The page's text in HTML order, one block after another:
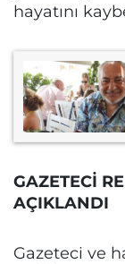
hayatını
GAZETECİ
AÇIKLANDI
Gazeteci ve